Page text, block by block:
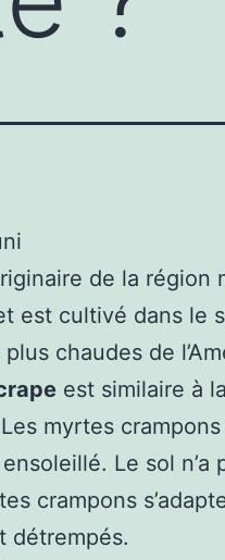
de la région
est cultivé dans le
chaudes de
est similaire à
myrtes
Le sol n’a
crampons
détrempés.